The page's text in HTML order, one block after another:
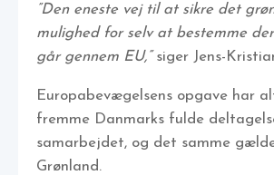
”Den eneste vej til at sikre det
mulighed for selv at bestemme
går gennem EU,”siger Jens-
Europabevægelsens opgave har
fremme Danmarks fulde
samarbejdet, og det samme
Grønland.